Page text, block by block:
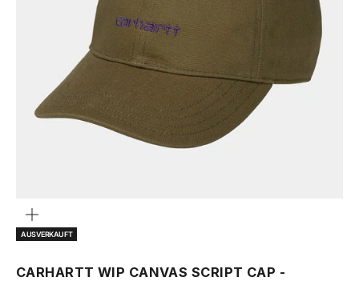
AUSVERKAUFT
CARHARTT WIP CANVAS SCRIPT CAP -